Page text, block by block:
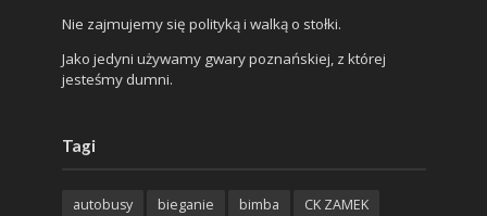
Nie zajmujemy się polityką i walką o stołki.
Jako jedyni używamy gwary poznańskiej, z której
jesteśmy dumni.
Tagi
autobusy bieganie bimba
CK ZAMEK